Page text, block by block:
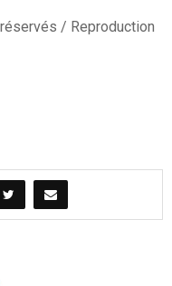
/ Reproduction